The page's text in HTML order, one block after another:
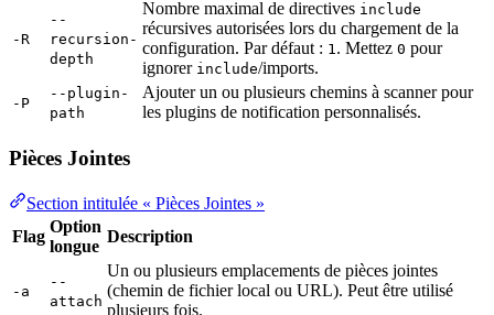
-R
--
recursion-
depth
Nombre maximal de directives include
récursives autorisées lors du chargement de la
configuration. Par défaut : 1. Mettez 0 pour
ignorer include/imports.
-P
--plugin-
path
Ajouter un ou plusieurs chemins à scanner pour
les plugins de notification personnalisés.
Pièces Jointes
Section intitulée « Pièces Jointes »
Flag
Option
longue
Description
-a
--
attach
Un ou plusieurs emplacements de pièces jointes
(chemin de fichier local ou URL). Peut être utilisé
plusieurs fois.